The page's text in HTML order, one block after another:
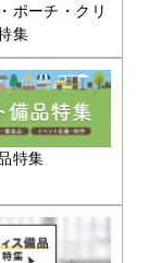
ポーチ・クリ
集
特集